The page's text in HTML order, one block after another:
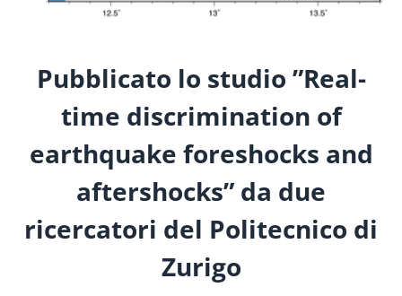
Pubblicato lo studio ”Real-
time discrimination of
earthquake foreshocks and
aftershocks” da due
ricercatori del Politecnico di
Zurigo